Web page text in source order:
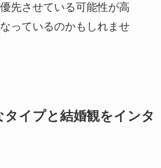
先させている可能性が高
っているのかもしれませ
タイプと結婚観をインタ